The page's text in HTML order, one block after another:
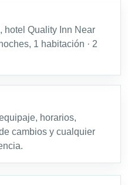
hotel Quality Inn Near
1 habitación · 2
horarios,
cambios y cualquier